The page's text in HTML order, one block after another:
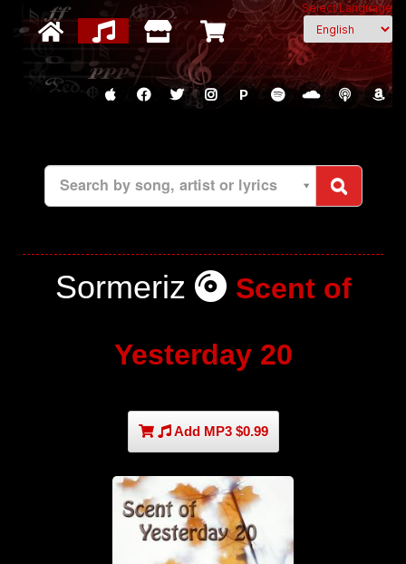
Select Language
P
Search by song, artist or lyrics
Sormeriz Scent of
Yesterday 20
Add MP3 $0.99